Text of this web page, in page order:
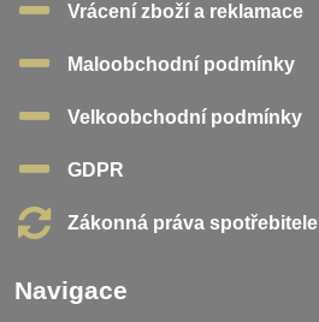
Vrácení zboží a reklamace
Maloobchodní podmínky
Velkoobchodní podmínky
GDPR
Zákonná práva spotřebitele
Navigace